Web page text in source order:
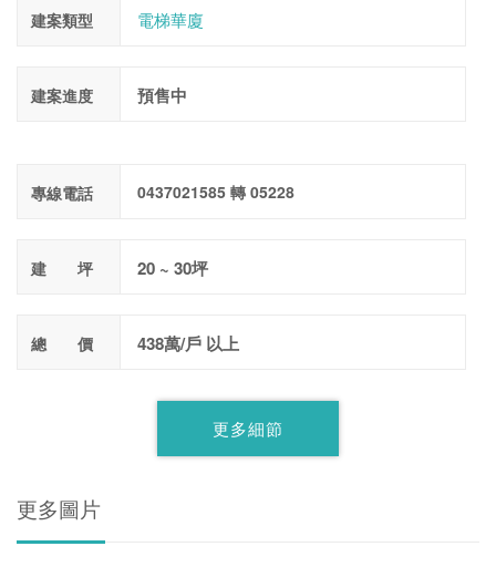
建案類型 電梯華廈
建案進度 預售中
專線電話 0437021585 轉 05228
建 坪 20 ~ 30坪
總 價 438萬/戶 以上
更多細節
更多圖片